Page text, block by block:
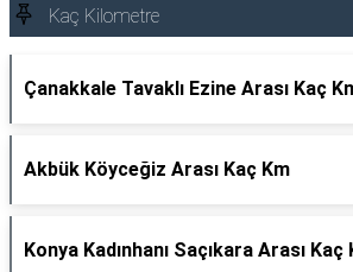
Kaç Kilometre
Çanakkale Tavaklı Ezine Arası Kaç
Akbük Köyceğiz Arası Kaç Km
Konya Kadınhanı Saçıkara Arası Kaç